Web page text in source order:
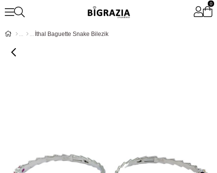
0
İthal Baguette Snake Bilezik